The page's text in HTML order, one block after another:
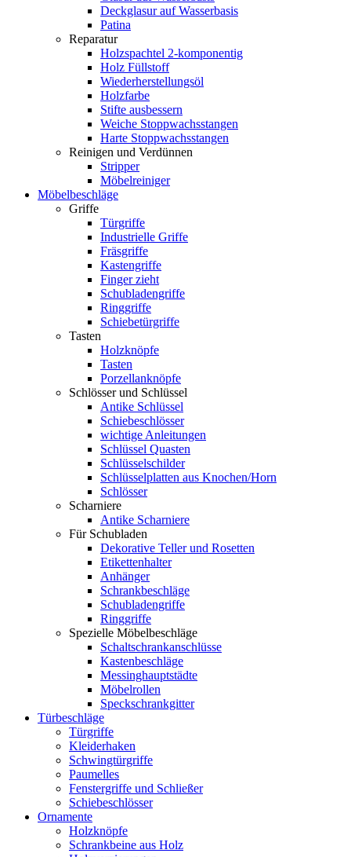
Deckglasur auf Wasserbasis
Patina
Reparatur
Holzspachtel 2-komponentig
Holz Füllstoff
Wiederherstellungsöl
Holzfarbe
Stifte ausbessern
Weiche Stoppwachsstangen
Harte Stoppwachsstangen
Reinigen und Verdünnen
Stripper
Möbelreiniger
Möbelbeschläge
Griffe
Türgriffe
Industrielle Griffe
Fräsgriffe
Kastengriffe
Finger zieht
Schubladengriffe
Ringgriffe
Schiebetürgriffe
Tasten
Holzknöpfe
Tasten
Porzellanknöpfe
Schlösser und Schlüssel
Antike Schlüssel
Schiebeschlösser
wichtige Anleitungen
Schlüssel Quasten
Schlüsselschilder
Schlüsselplatten aus Knochen/Horn
Schlösser
Scharniere
Antike Scharniere
Für Schubladen
Dekorative Teller und Rosetten
Etikettenhalter
Anhänger
Schrankbeschläge
Schubladengriffe
Ringgriffe
Spezielle Möbelbeschläge
Schaltschrankanschlüsse
Kastenbeschläge
Messinghauptstädte
Möbelrollen
Speckschrankgitter
Türbeschläge
Türgriffe
Kleiderhaken
Schwingtürgriffe
Paumelles
Fenstergriffe und Schließer
Schiebeschlösser
Ornamente
Holzknöpfe
Schrankbeine aus Holz